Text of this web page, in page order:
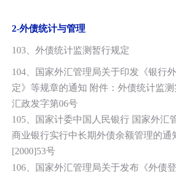
2-外债统计与管理
103、外债统计监测暂行规定
104、国家外汇管理局关于印发《银行
定》等规章的通知 附件：外债统计监
汇政发字第06号
105、国家计委中国人民银行 国家外汇
商业银行实行中长期外债余额管理的通
[2000]53号
106、国家外汇管理局关于发布《外债